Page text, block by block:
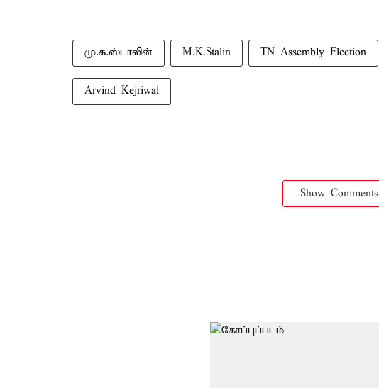
மு.க.ஸ்டாலின் M.K.Stalin TN Assembly Election
Arvind Kejriwal
Show Comments